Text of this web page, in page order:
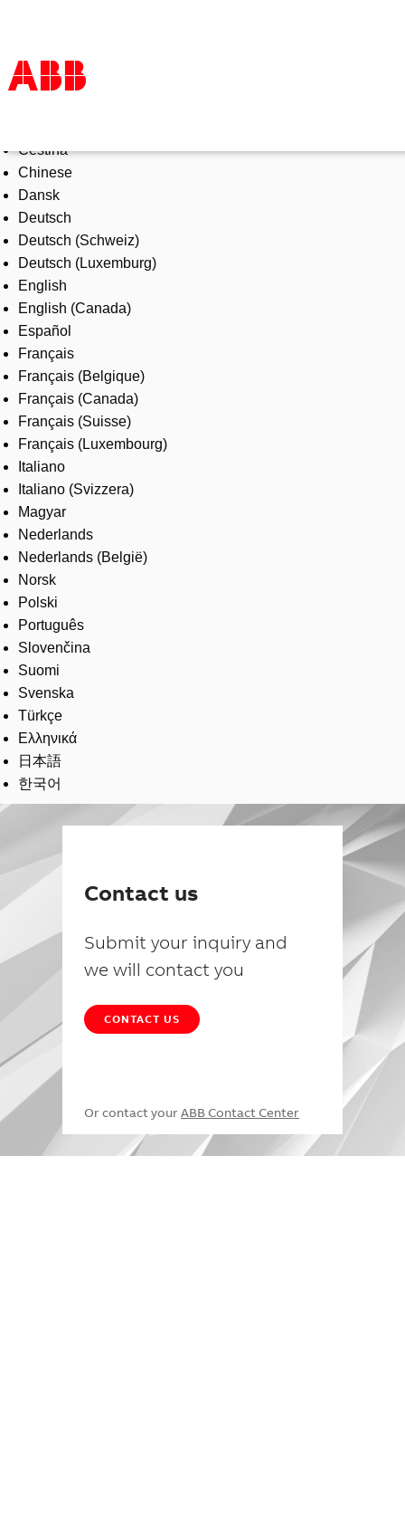
Products & Solutions
Industries
Services
About us
Where to buy
Contact us
Careers
Čeština
Chinese
Dansk
Deutsch
Deutsch (Schweiz)
Deutsch (Luxemburg)
English
English (Canada)
Español
Français
Français (Belgique)
Français (Canada)
Français (Suisse)
Français (Luxembourg)
Italiano
Italiano (Svizzera)
Magyar
Nederlands
Nederlands (België)
Norsk
Polski
Português
Slovenčina
Suomi
Svenska
Türkçe
Ελληνικά
日本語
한국어
Contact us
Submit your inquiry and
we will contact you
CONTACT US
Or contact your ABB Contact Center